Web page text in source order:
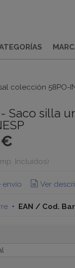
colección 58PO-
Saco silla
€
Incluidos)
envío Ver
• EAN / Cod.